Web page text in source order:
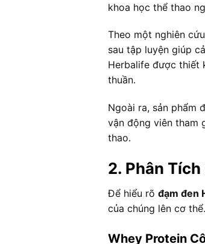
khoa học thể thao
Theo một nghiên
sau tập luyện giúp
Herbalife được thiết
thuần.
Ngoài ra, sản phẩm
vận động viên tham
thao.
2. Phân Tích
Để hiểu rõ đạm đen
của chúng lên cơ thể.
Whey Protein